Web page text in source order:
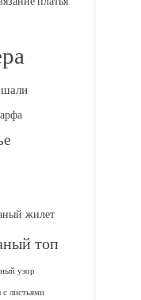
шали
жилет
топ
узор
с листьями